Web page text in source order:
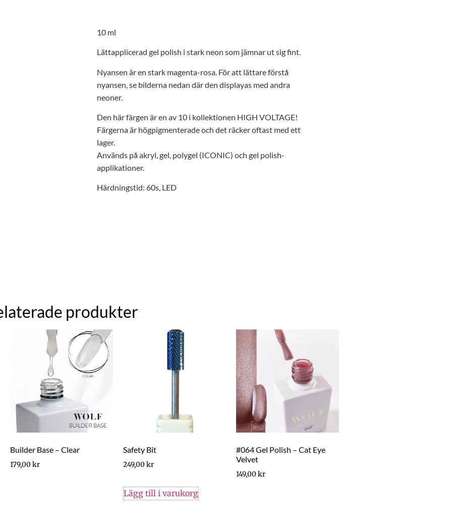
10 ml
Lättapplicerad gel polish i stark neon som jämnar ut sig fint.
Nyansen är en stark magenta-rosa. För att lättare förstå
nyansen, se bilderna nedan där den displayas med andra
neoner.
Den här färgen är en av 10 i kollektionen HIGH VOLTAGE!
Färgerna är högpigmenterade och det räcker oftast med ett
lager.
Används på akryl, gel, polygel (ICONIC) och gel polish-
applikationer.
Härdningstid: 60s, LED
produkter
Builder Base – Clear
179,00kr
Safety Bit
249,00kr
Lägg till i varukorg
#064 Gel Polish – Cat Eye
Velvet
149,00kr